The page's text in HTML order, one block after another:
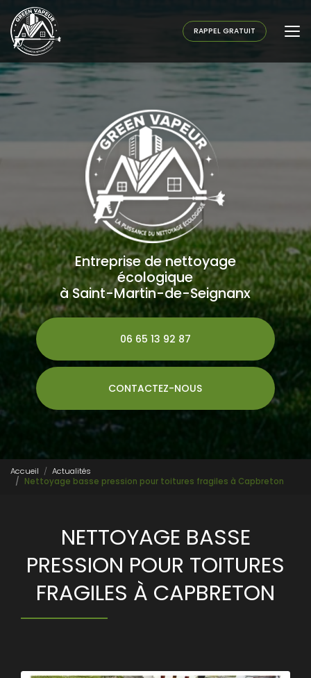
au
contenu
principal
RAPPEL GRATUIT
Entreprise de nettoyage
écologique
à Saint-Martin-de-Seignanx
06 65 13 92 87
CONTACTEZ-NOUS
Accueil
Actualités
Nettoyage basse pression pour toitures fragiles à Capbreton
NETTOYAGE BASSE
PRESSION POUR TOITURES
FRAGILES À CAPBRETON